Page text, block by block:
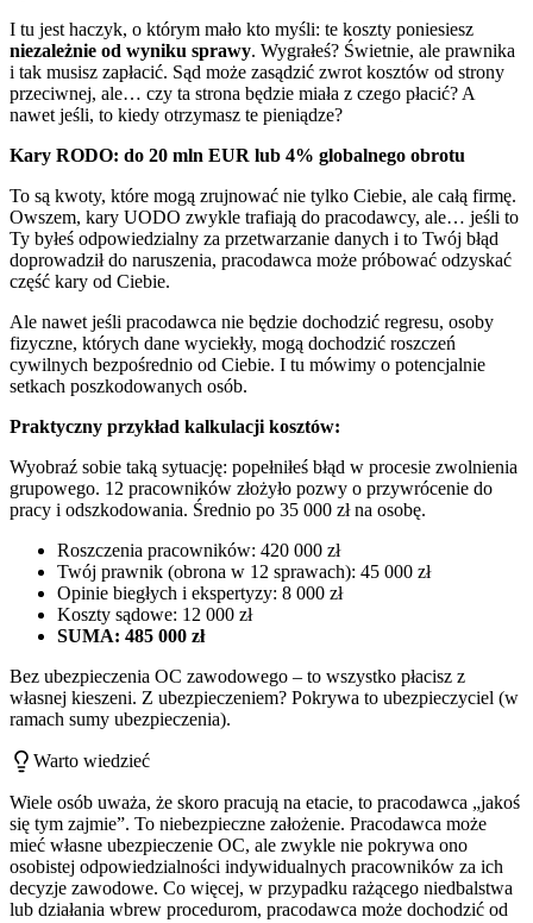
I tu jest haczyk, o którym mało kto myśli: te koszty poniesiesz
niezależnie od wyniku sprawy. Wygrałeś? Świetnie, ale prawnika
i tak musisz zapłacić. Sąd może zasądzić zwrot kosztów od strony
przeciwnej, ale… czy ta strona będzie miała z czego płacić? A
nawet jeśli, to kiedy otrzymasz te pieniądze?
Kary RODO: do 20 mln EUR lub 4% globalnego obrotu
To są kwoty, które mogą zrujnować nie tylko Ciebie, ale całą firmę.
Owszem, kary UODO zwykle trafiają do pracodawcy, ale… jeśli to
Ty byłeś odpowiedzialny za przetwarzanie danych i to Twój błąd
doprowadził do naruszenia, pracodawca może próbować odzyskać
część kary od Ciebie.
Ale nawet jeśli pracodawca nie będzie dochodzić regresu, osoby
fizyczne, których dane wyciekły, mogą dochodzić roszczeń
cywilnych bezpośrednio od Ciebie. I tu mówimy o potencjalnie
setkach poszkodowanych osób.
Praktyczny przykład kalkulacji kosztów:
Wyobraź sobie taką sytuację: popełniłeś błąd w procesie zwolnienia
grupowego. 12 pracowników złożyło pozwy o przywrócenie do
pracy i odszkodowania. Średnio po 35 000 zł na osobę.
Roszczenia pracowników: 420 000 zł
Twój prawnik (obrona w 12 sprawach): 45 000 zł
Opinie biegłych i ekspertyzy: 8 000 zł
Koszty sądowe: 12 000 zł
SUMA: 485 000 zł
Bez ubezpieczenia OC zawodowego – to wszystko płacisz z
własnej kieszeni. Z ubezpieczeniem? Pokrywa to ubezpieczyciel (w
ramach sumy ubezpieczenia).
Warto wiedzieć
Wiele osób uważa, że skoro pracują na etacie, to pracodawca „jakoś
się tym zajmie”. To niebezpieczne założenie. Pracodawca może
mieć własne ubezpieczenie OC, ale zwykle nie pokrywa ono
osobistej odpowiedzialności indywidualnych pracowników za ich
decyzje zawodowe. Co więcej, w przypadku rażącego niedbalstwa
lub działania wbrew procedurom, pracodawca może dochodzić od